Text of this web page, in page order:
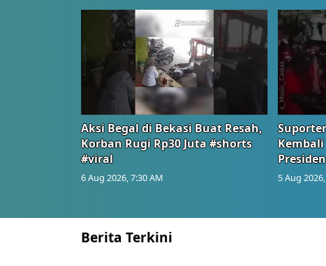
Aksi Begal di Bekasi Buat Resah,
Korban Rugi Rp30 Juta #shorts
#viral
6 Aug 2026, 7:30 AM
Kembali
5 Aug
Berita Terkini